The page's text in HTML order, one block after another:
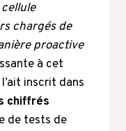
chargés de
proactive
à cet
inscrit dans
chiffrés
de tests de